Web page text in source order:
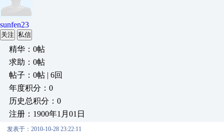
sunfen23
关注 私信
精华：0帖
求助：0帖
帖子：0帖 | 6回
年度积分：0
历史总积分：0
注册：1900年1月01日
发表于：2010-10-28 23:22:11